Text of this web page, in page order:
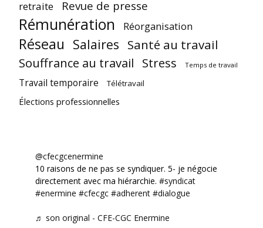
retraite Revue de presse
Rémunération Réorganisation
Réseau Salaires Santé au travail
Souffrance au travail Stress Temps de travail
Travail temporaire Télétravail
Élections professionnelles
@cfecgcenermine
10 raisons de ne pas se syndiquer. 5- je négocie
directement avec ma hiérarchie. #syndicat
#enermine #cfecgc #adherent #dialogue
♬ son original - CFE-CGC Enermine